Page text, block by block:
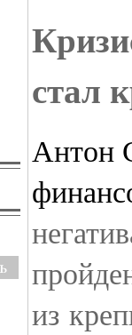
стал
Антон
из